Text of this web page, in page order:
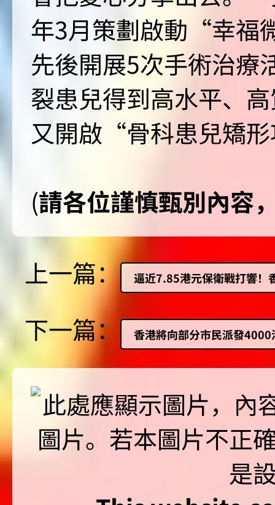
年3月策劃啟動“幸福
先後開展5次手術治療
裂患兒得到高水平、
又開啟“骨科患兒矯
(請各位謹慎甄別內容
上一篇： 逼近7.85港元保衛戰打響！
下一篇： 香港將向部分市民派發